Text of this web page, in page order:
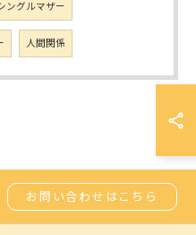
ングルマザー
人間関係
お問い合わせはこちら